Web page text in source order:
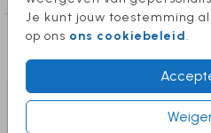
Je kunt jouw toestemming
op ons ons cookiebeleid.
Deze producten vind
leuk